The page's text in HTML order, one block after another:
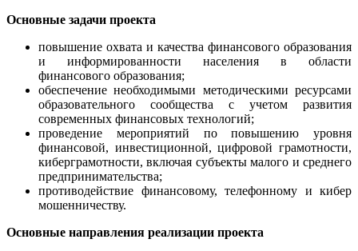
Основные задачи проекта
повышение охвата и качества финансового образования
и информированности населения в области
финансового образования;
обеспечение необходимыми методическими ресурсами
образовательного сообщества с учетом развития
современных финансовых технологий;
проведение мероприятий по повышению уровня
финансовой, инвестиционной, цифровой грамотности,
киберграмотности, включая субъекты малого и среднего
предпринимательства;
противодействие финансовому, телефонному и кибер
мошенничеству.
Основные направления реализации проекта